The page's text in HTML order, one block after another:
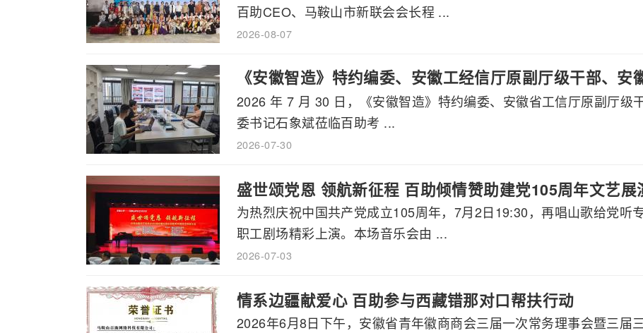
百助CEO、马鞍山市新联会会长程 ...
2026-08-07
《安徽智造》特约编委、安徽工经信厅原副厅级干部、
书记石象斌莅临百助考察交流
2026 年 7 月 30 日，《安徽智造》特约编委、安徽省工信厅原副厅级
委书记石象斌莅临百助考 ...
2026-07-30
盛世颂党恩 领航新征程 百助倾情赞助建党105周年文艺展
为热烈庆祝中国共产党成立105周年，7月2日19:30，再唱山歌给党听
职工剧场精彩上演。本场音乐会由 ...
2026-07-03
情系边疆献爱心 百助参与西藏错那对口帮扶行动
2026年6月8日下午，安徽省青年徽商商会三届一次常务理事会暨三届